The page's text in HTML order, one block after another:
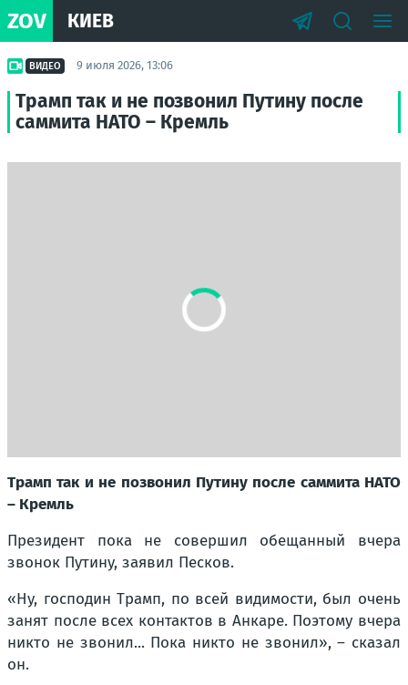
ZOV КИЕВ
ВИДЕО 9 июля 2026, 13:06
Трамп так и не позвонил Путину после
саммита НАТО – Кремль
Трамп так и не позвонил Путину после саммита НАТО
– Кремль
Президент пока не совершил обещанный вчера
звонок Путину, заявил Песков.
«Ну, господин Трамп, по всей видимости, был очень
занят после всех контактов в Анкаре. Поэтому вчера
никто не звонил... Пока никто не звонил», – сказал
он.